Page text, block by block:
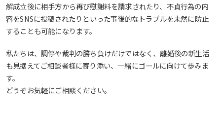
解成立後に相手方から再び慰謝料を請求されたり、不貞行為の内
容をSNSに投稿されたりといった事後的なトラブルを未然に防止
することも可能になります。
私たちは、調停や裁判の勝ち負けだけではなく、離婚後の新生活
も見据えてご相談者様に寄り添い、一緒にゴールに向けて歩みま
す。
どうぞお気軽にご相談ください。